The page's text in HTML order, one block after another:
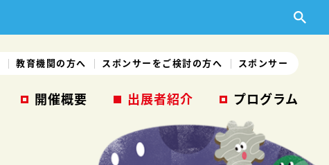
教育機関の方へ スポンサーをご検討の方へ スポンサー
開催概要 出展者紹介 プログラム